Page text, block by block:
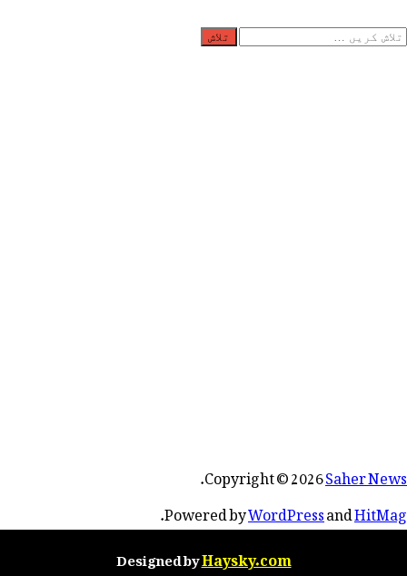
تلاش
Copyright © 2026Saher News
.
Powered byWordPressandHitMag
.
Designed byHaysky.com